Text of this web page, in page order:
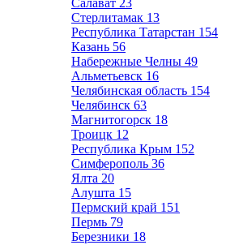
Салават 23
Стерлитамак 13
Республика Татарстан 154
Казань 56
Набережные Челны 49
Альметьевск 16
Челябинская область 154
Челябинск 63
Магнитогорск 18
Троицк 12
Республика Крым 152
Симферополь 36
Ялта 20
Алушта 15
Пермский край 151
Пермь 79
Березники 18